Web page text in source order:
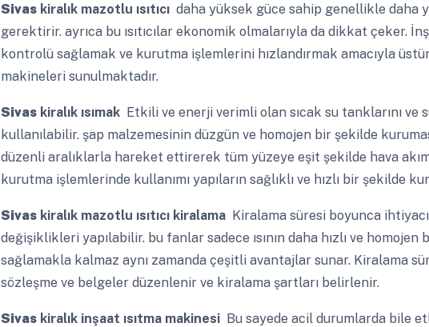
Sivaskiralık mazotlu ısıtıcıdaha yüksek güce sahip genellikle daha
gerektirir. ayrıca bu ısıtıcılar ekonomik olmalarıyla da dikkat çeker.
kontrolü sağlamak ve kurutma işlemlerini hızlandırmak amacıyla
makineleri sunulmaktadır.
Sivaskiralık ısımakEtkili ve enerji verimli olan sıcak su tanklarını ve
kullanılabilir. şap malzemesinin düzgün ve homojen bir şekilde
düzenli aralıklarla hareket ettirerek tüm yüzeye eşit şekilde hava
kurutma işlemlerinde kullanımı yapıların sağlıklı ve hızlı bir şekilde
Sivaskiralık mazotlu ısıtıcı kiralamaKiralama süresi boyunca
değişiklikleri yapılabilir. bu fanlar sadece ısının daha hızlı ve homojen
sağlamakla kalmaz aynı zamanda çeşitli avantajlar sunar. Kiralama
sözleşme ve belgeler düzenlenir ve kiralama şartları belirlenir.
Sivaskiralık inşaat ısıtma makinesiBu sayede acil durumlarda bile